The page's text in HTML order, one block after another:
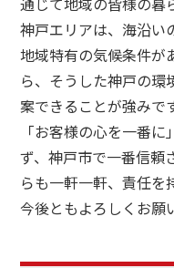
神戸エリアは、海沿い
地域特有の気候条件が
ら、そうした神戸の環
案できることが強みで
「お客様の心を一番
ず、神戸市で一番信頼
らも一軒一軒、責任を
今後ともよろしくお願